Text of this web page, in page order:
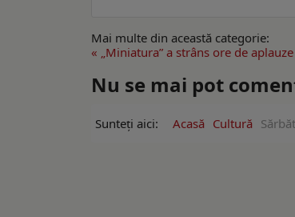
Mai multe din această categorie:
« „Miniatura” a strâns ore de aplauze
Nu se mai pot
Sunteți aici: Acasă Cultură